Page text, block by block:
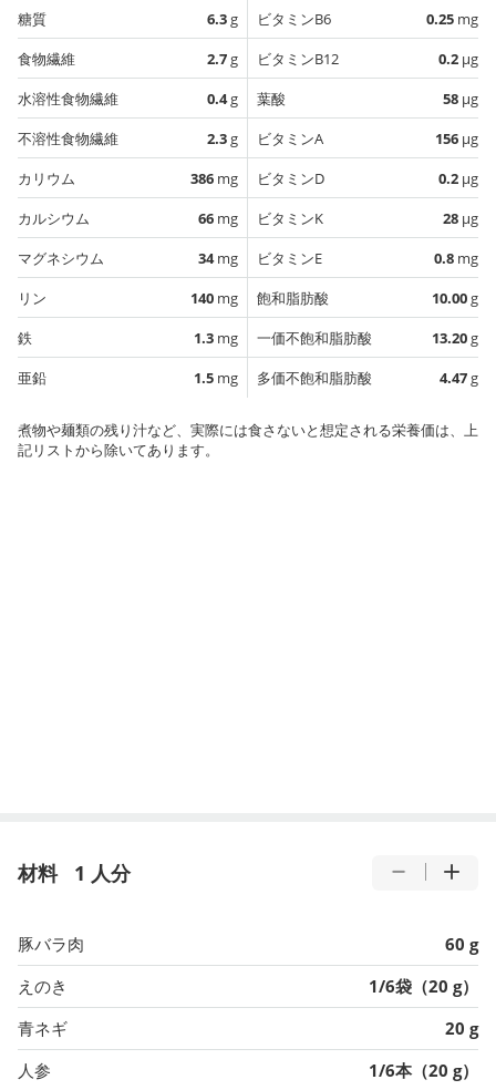
糖質
6.3g
食物繊維
2.7g
水溶性食物繊維
0.4g
不溶性食物繊維
2.3g
カリウム
386 mg
カルシウム
66 mg
マグネシウム
34mg
リン
140 mg
鉄
1.3 mg
亜鉛
1.5 mg
ビタミンB6
0.25 mg
ビタミンB12
0.2 µg
葉酸
58 µg
ビタミンA
156 µg
ビタミンD
0.2 µg
ビタミンK
28 µg
ビタミンE
0.8 mg
飽和脂肪酸
10.00g
一価不飽和脂肪酸
13.20g
多価不飽和脂肪酸
4.47g
煮物や麺類の残り汁など、実際には食さないと想定される栄養価は、上
記リストから除いてあります。
材料 1 人分
豚バラ肉
60 g
えのき
1/6袋（20 g）
青ネギ
20 g
人参
1/6本（20 g）